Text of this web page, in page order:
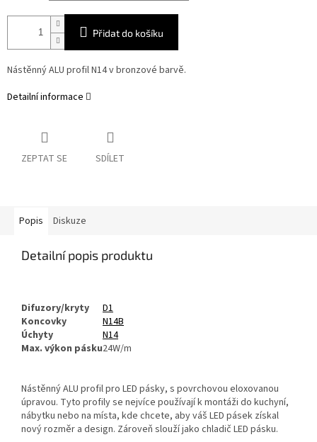
Přidat do košíku
Nástěnný ALU profil N14 v bronzové barvě.
Detailní informace
ZEPTAT SE SDÍLET
Popis Diskuze
Detailní popis produktu
Difuzory/kryty
D1
Koncovky
N14B
Úchyty
N14
Max. výkon pásku24W/m
Nástěnný ALU profil pro LED pásky, s povrchovou eloxovanou
úpravou. Tyto profily se nejvíce používají k montáži do kuchyní,
nábytku nebo na místa, kde chcete, aby váš LED pásek získal
nový rozměr a design. Zároveň slouží jako chladič LED pásku.